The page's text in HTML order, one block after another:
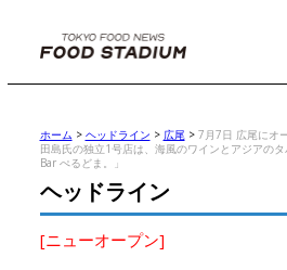
ホーム > ヘッドライン > 広尾> 7月7日 広尾にオ
田島氏の独立1号店は、海風のワインとアジアの
Bar ぺるどま。」
ヘッドライン
[ニューオープン]